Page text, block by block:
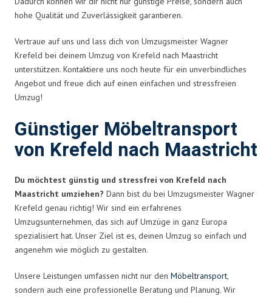
hohe Qualität und Zuverlässigkeit garantieren.
Vertraue auf uns und lass dich von Umzugsmeister Wagner
Krefeld bei deinem Umzug von Krefeld nach Maastricht
unterstützen. Kontaktiere uns noch heute für ein unverbindliches
Angebot und freue dich auf einen einfachen und stressfreien
Umzug!
Günstiger Möbeltransport
von Krefeld nach Maastricht
Du möchtest günstig und stressfrei von Krefeld nach
Maastricht umziehen? Dann bist du bei Umzugsmeister Wagner
Krefeld genau richtig! Wir sind ein erfahrenes
Umzugsunternehmen, das sich auf Umzüge in ganz Europa
spezialisiert hat. Unser Ziel ist es, deinen Umzug so einfach und
angenehm wie möglich zu gestalten.
Unsere Leistungen umfassen nicht nur den Möbeltransport,
sondern auch eine professionelle Beratung und Planung. Wir